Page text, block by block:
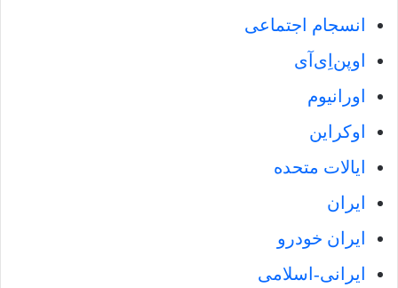
انسجام اجتماعی
اوپن‌اِی‌آی
اورانیوم
اوکراین
ایالات متحده
ایران
ایران خودرو
ایرانی-اسلامی